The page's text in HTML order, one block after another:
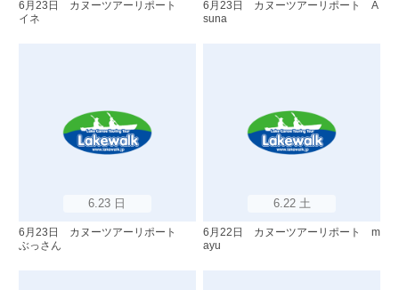
6月23日 カヌーツアーリポート
イネ
6月23日 カヌーツアーリポート A
suna
6.23 日
6月23日 カヌーツアーリポート
ぶっさん
6.22 土
6月22日 カヌーツアーリポート m
ayu